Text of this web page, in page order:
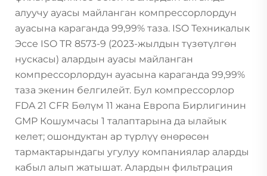
алуучу ауасы майланган компрессорлордун
ауасына караганда 99,99% таза. ISO Техникалык
Эссе ISO TR 8573-9 (2023-жылдын түзөтүлгөн
нускасы) алардын ауасы майланган
компрессорлордун ауасына караганда 99,99%
таза экенин белгилейт. Бул компрессорлор
FDA 21 CFR Бөлүм 11 жана Европа Бирлигинин
GMP Кошумчасы 1 талаптарына да ылайык
келет; ошондуктан ар түрлүү өнөрөсөн
тармактарындагы угулуу компаниялар аларды
кабыл алып жатышат. Алардын фильтрация